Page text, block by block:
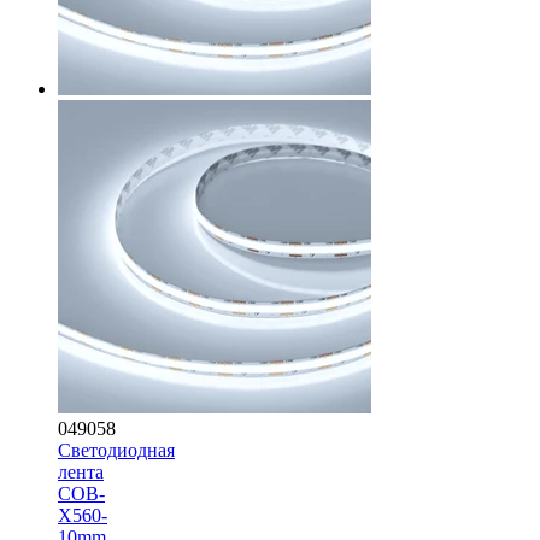
049058
Светодиодная
лента
COB-
X560-